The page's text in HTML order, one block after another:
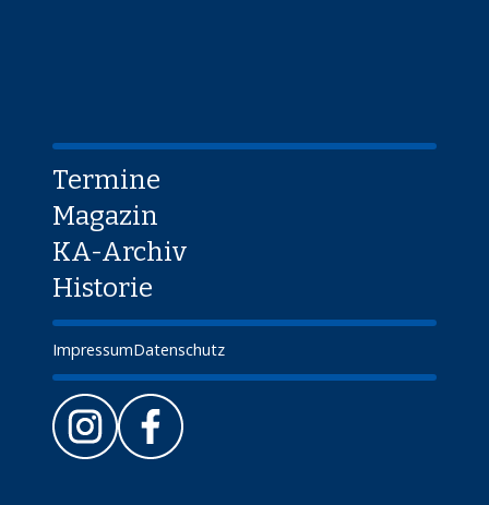
Termine
Magazin
KA-Archiv
Historie
ImpressumDatenschutz